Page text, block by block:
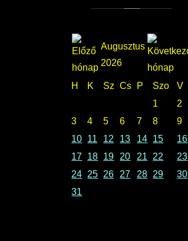
Augusztus
2026
H K Sz Cs P Szo
V
1
2
3
4 5 6 7 8
9
10 11 12 13 14 15
16
17 18 19 20 21 22
23
24 25 26 27 28 29
30
31